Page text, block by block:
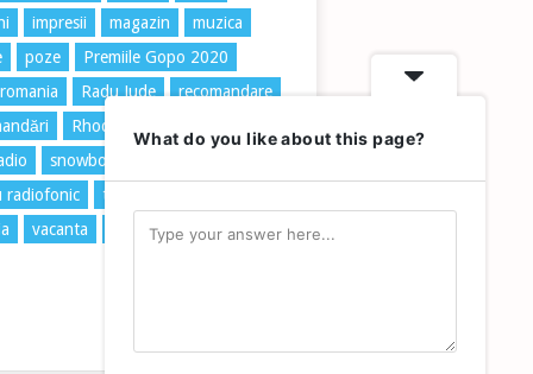
impresii magazin
muzica
poze
Premiile Gopo 2020
Radu Jude
recomandare
Rhodos
snowboard
radiofonic
tenis
vacanta vidra zapada
What do you like about this page?